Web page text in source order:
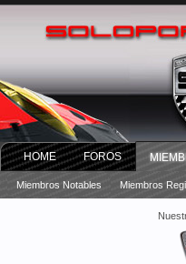
HOME FOROS
Miembros Notables Miembros